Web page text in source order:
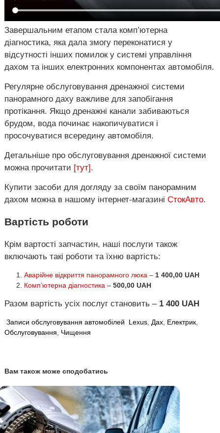
Завершальним етапом стала комп’ютерна
діагностика, яка дала змогу переконатися у
відсутності інших помилок у системі управління
дахом та інших електронних компонентах автомобіля.
Регулярне обслуговування дренажної системи
панорамного даху важливе для запобігання
протікання. Якщо дренажні канали забиваються
брудом, вода починає накопичуватися і
просочуватися всередину автомобіля.
Детальніше про обслуговування дренажної системи
можна прочитати [тут].
Купити засоби для догляду за своїм панорамним
дахом можна в нашому інтернет-магазині СтокАвто.
Вартість роботи
Крім вартості запчастин, наші послуги також
включають такі роботи та їхню вартість:
Аварійне відкриття панорамного люка – 1 400,00 UAH
Комп’ютерна діагностика – 500,00 UAH
Разом вартість усіх послуг становить – 1 400 UAH
Записи обслуговування автомобілей Lexus, Дах, Електрик,
Обслуговування
Чищення
Вам також може сподобатись